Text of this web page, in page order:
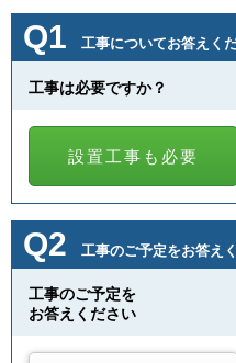
Q1 工事についてお答えく
工事は必要ですか？
設置工事も必要
Q2 工事のご予定をお答え
工事のご予定を
お答えください